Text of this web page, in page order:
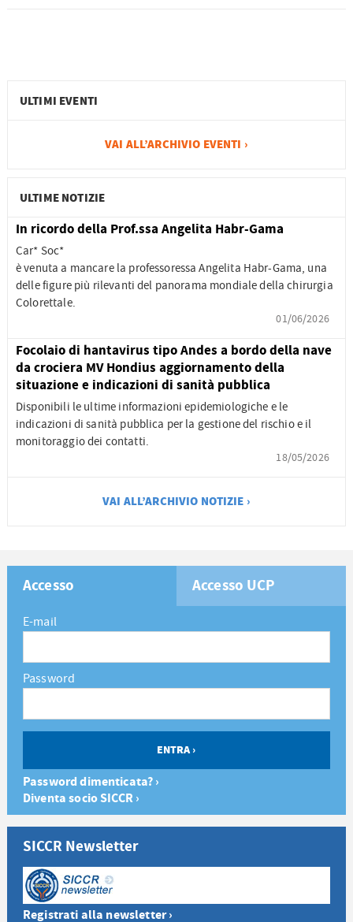
ULTIMI EVENTI
VAI ALL’ARCHIVIO EVENTI ›
ULTIME NOTIZIE
In ricordo della Prof.ssa Angelita Habr-Gama
Car* Soc*
è venuta a mancare la professoressa Angelita Habr-Gama, una
delle figure più rilevanti del panorama mondiale della chirurgia
Colorettale.
01/06/2026
Focolaio di hantavirus tipo Andes a bordo della nave
da crociera MV Hondius aggiornamento della
situazione e indicazioni di sanità pubblica
Disponibili le ultime informazioni epidemiologiche e le
indicazioni di sanità pubblica per la gestione del rischio e il
monitoraggio dei contatti.
18/05/2026
VAI ALL’ARCHIVIO NOTIZIE ›
Accesso Accesso UCP
E-mail
Password
Password dimenticata? ›
Diventa socio SICCR ›
SICCR Newsletter
Registrati alla newsletter ›